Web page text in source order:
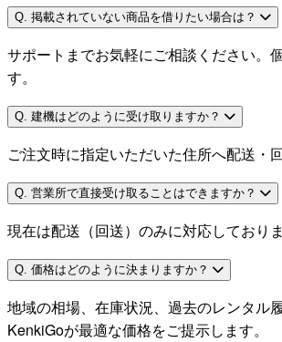
Q. 掲載されていない商品を借りたい場合は？
サポートまでお気軽にご相談ください。
す。
Q. 建機はどのように受け取りますか？
ご注文時に指定いただいた住所へ配送・
Q. 営業所で直接受け取ることはできますか？
現在は配送（回送）のみに対応しておりま
Q. 価格はどのように決まりますか？
地域の相場、在庫状況、過去のレンタル
KenkiGoが最適な価格をご提示します。